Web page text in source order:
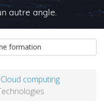
autre angle.
formation
Cloud computing